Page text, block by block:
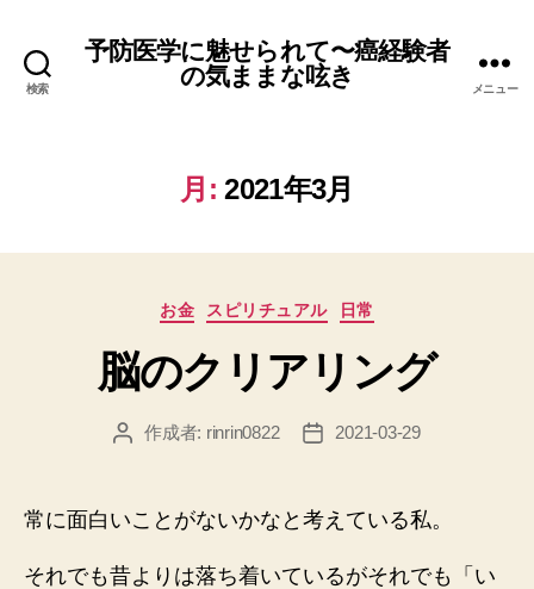
検索
予防医学に魅せられて〜癌経験者
の気ままな呟き
メニュー
月: 2021年3月
カ
ゴ
リ
お金 スピリチュアル 日常
脳のクリアリング
投 作成者: rinrin0822
投
2021-03-29
常に面白いことがないかなと考えている私。
それでも昔よりは落ち着いているがそれでも「い